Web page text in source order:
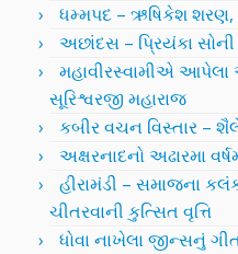
ધમ્મપદ – ઋષિકેશ શરણ,
અછાંદસ – પ્રિયંકા સોની
મહાવીરસ્વામીએ આપેલા
સૂરિશ્વરજી મહારાજ
કબીર વચન વિસ્તાર –
અક્ષરનાદનો અઢારમા
હીરામંડી – સમાજના
ચીતરવાની કુત્સિત વૃત્તિ
ધોવા નાખેલા જીન્સનું